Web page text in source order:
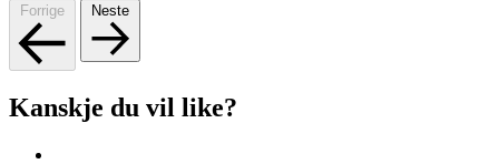
Forrige Neste
Kanskje du vil like?